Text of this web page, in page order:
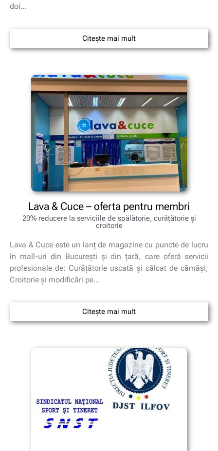
doi…
Citește mai mult
Lava & Cuce – oferta pentru membri
20% reducere la serviciile de spălătorie, curățătorie și
croitorie
Lava & Cuce este un lanţ de magazine cu puncte de lucru
în mall-uri din Bucureşti și din țară, care oferă servicii
profesionale de: Curăţătorie uscată şi călcat de cămăşi;
Croitorie şi modificări pe…
Citește mai mult